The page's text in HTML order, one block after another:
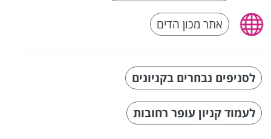
אתר מכון הדים
לסניפים נבחרים בקניונים
לעמוד קניון עופר רחובות